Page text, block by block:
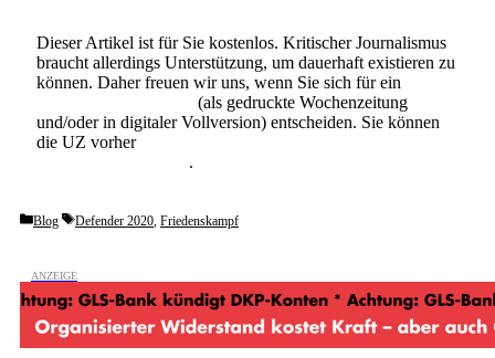
Dieser Artikel ist für Sie kostenlos. Kritischer Journalismus
braucht allerdings Unterstützung, um dauerhaft existieren zu
können. Daher freuen wir uns, wenn Sie sich für ein
(als gedruckte Wochenzeitung
und/oder in digitaler Vollversion) entscheiden. Sie können
die UZ vorher
.
Categories
Blog Tags
Defender 2020, Friedenskampf